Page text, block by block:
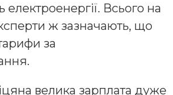
електроенергії. Всього на
ж зазначають, що
за
велика зарплата дуже